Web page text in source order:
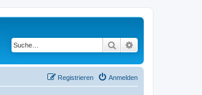
Suche
Anmelden
Registrieren